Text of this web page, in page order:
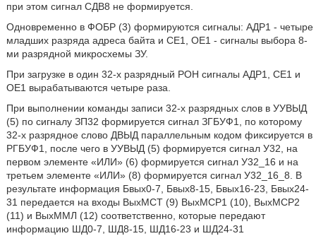
при этом сигнал СДВ8 не формируется.
Одновременно в ФОБР (3) формируются сигналы: АДР1 - четыре
младших разряда адреса байта и СЕ1, ОЕ1 - сигналы выбора 8-
ми разрядной микросхемы ЗУ.
При загрузке в один 32-х разрядный РОН сигналы АДР1, СЕ1 и
ОЕ1 вырабатываются четыре раза.
При выполнении команды записи 32-х разрядных слов в УУВЫД
(5) по сигналу ЗП32 формируется сигнал ЗГБУФ1, по которому
32-х разрядное слово ДВЫД параллельным кодом фиксируется в
РГБУФ1, после чего в УУВЫД (5) формируется сигнал У32, на
первом элементе «ИЛИ» (6) формируется сигнал У32_16 и на
третьем элементе «ИЛИ» (8) формируется сигнал У32_16_8. В
результате информация Бвых0-7, Бвых8-15, Бвых16-23, Бвых24-
31 передается на входы ВыхМСТ (9) ВыхМСР1 (10), ВыхМСР2
(11) и ВыхММЛ (12) соответственно, которые передают
информацию ШД0-7, ШД8-15, ШД16-23 и ШД24-31